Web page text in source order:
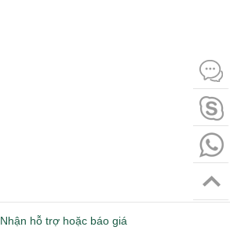
Nhận hỗ trợ hoặc báo giá